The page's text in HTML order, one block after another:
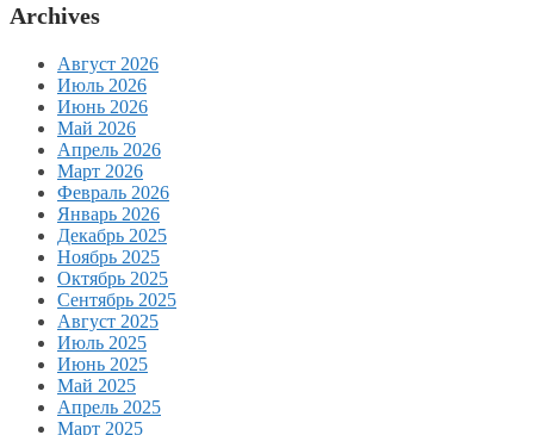
Archives
Август 2026
Июль 2026
Июнь 2026
Май 2026
Апрель 2026
Март 2026
Февраль 2026
Январь 2026
Декабрь 2025
Ноябрь 2025
Октябрь 2025
Сентябрь 2025
Август 2025
Июль 2025
Июнь 2025
Май 2025
Апрель 2025
Март 2025